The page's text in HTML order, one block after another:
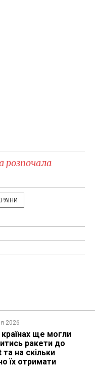
розпочала
2026
країнах ще могли
ракети до
на скільки
їх отримати